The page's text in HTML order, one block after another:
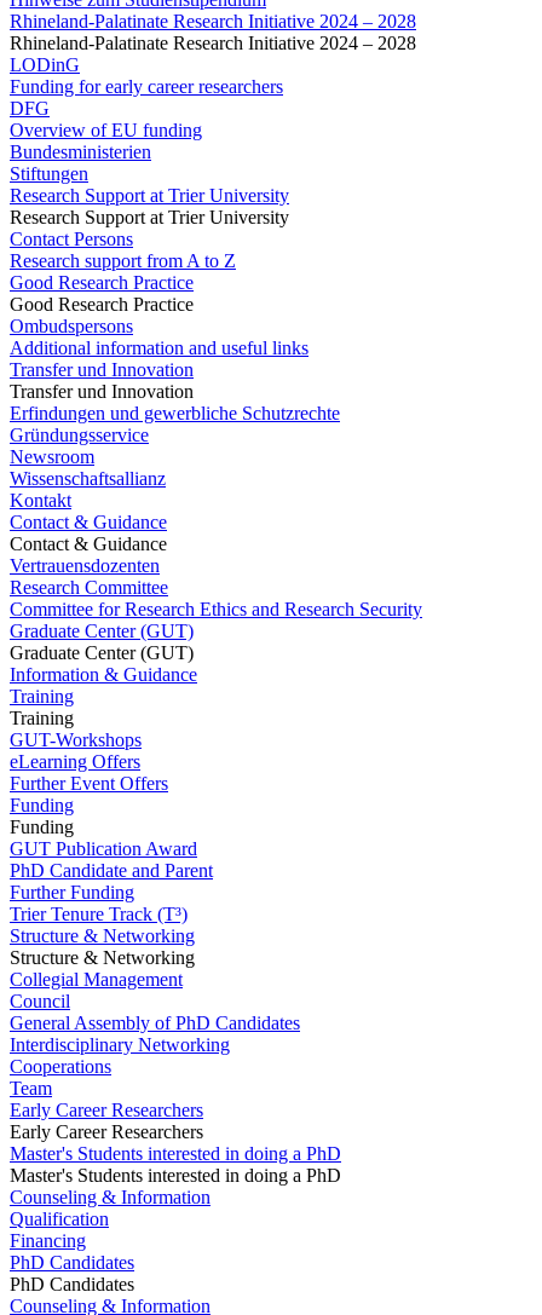
Rhineland-Palatinate Research Initiative 2024 – 2028
Rhineland-Palatinate Research Initiative 2024 – 2028
LODinG
Funding for early career researchers
DFG
Overview of EU funding
Bundesministerien
Stiftungen
Research Support at Trier University
Research Support at Trier University
Contact Persons
Research support from A to Z
Good Research Practice
Good Research Practice
Ombudspersons
Additional information and useful links
Transfer und Innovation
Transfer und Innovation
Erfindungen und gewerbliche Schutzrechte
Gründungsservice
Newsroom
Wissenschaftsallianz
Kontakt
Contact & Guidance
Contact & Guidance
Vertrauensdozenten
Research Committee
Committee for Research Ethics and Research Security
Graduate Center (GUT)
Graduate Center (GUT)
Information & Guidance
Training
Training
GUT-Workshops
eLearning Offers
Further Event Offers
Funding
Funding
GUT Publication Award
PhD Candidate and Parent
Further Funding
Trier Tenure Track (T³)
Structure & Networking
Structure & Networking
Collegial Management
Council
General Assembly of PhD Candidates
Interdisciplinary Networking
Cooperations
Team
Early Career Researchers
Early Career Researchers
Master's Students interested in doing a PhD
Master's Students interested in doing a PhD
Counseling & Information
Qualification
Financing
PhD Candidates
PhD Candidates
Counseling & Information